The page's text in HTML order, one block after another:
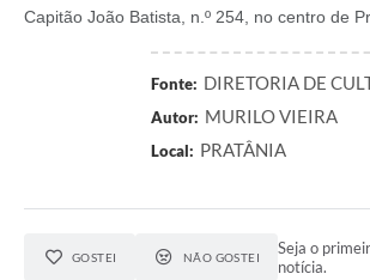
Capitão João Batista, n.º 254, no centro de
Fonte: DIRETORIA DE
Autor: MURILO VIEIRA
Local: PRATÂNIA
GOSTEI NÃO GOSTEI
Seja o
notícia.